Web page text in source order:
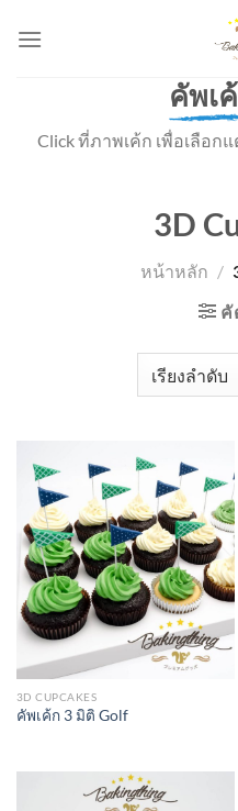
คัพเ
Click ที่ภาพเค้ก เพื่อเลือก
3D
หน้าหลัก /
คั
3D CUPCAKES
คัพเค้ก 3 มิติ Golf